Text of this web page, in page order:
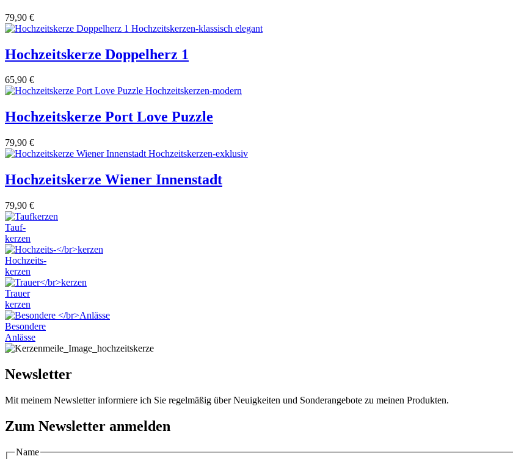
79,90 €
Hochzeitskerze Doppelherz 1
65,90 €
Hochzeitskerze Port Love Puzzle
79,90 €
Hochzeitskerze Wiener Innenstadt
79,90 €
Tauf-
kerzen
Hochzeits-
kerzen
Trauer
kerzen
Besondere
Anlässe
Newsletter
Mit meinem Newsletter informiere ich Sie regelmäßig über Neuigkeiten und Sonderangebote zu meinen Produkten.
Zum Newsletter anmelden
Name